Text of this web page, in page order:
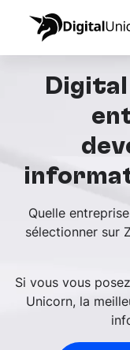
Quelle
sélectionner sur
Si vous vous
Unicorn, la